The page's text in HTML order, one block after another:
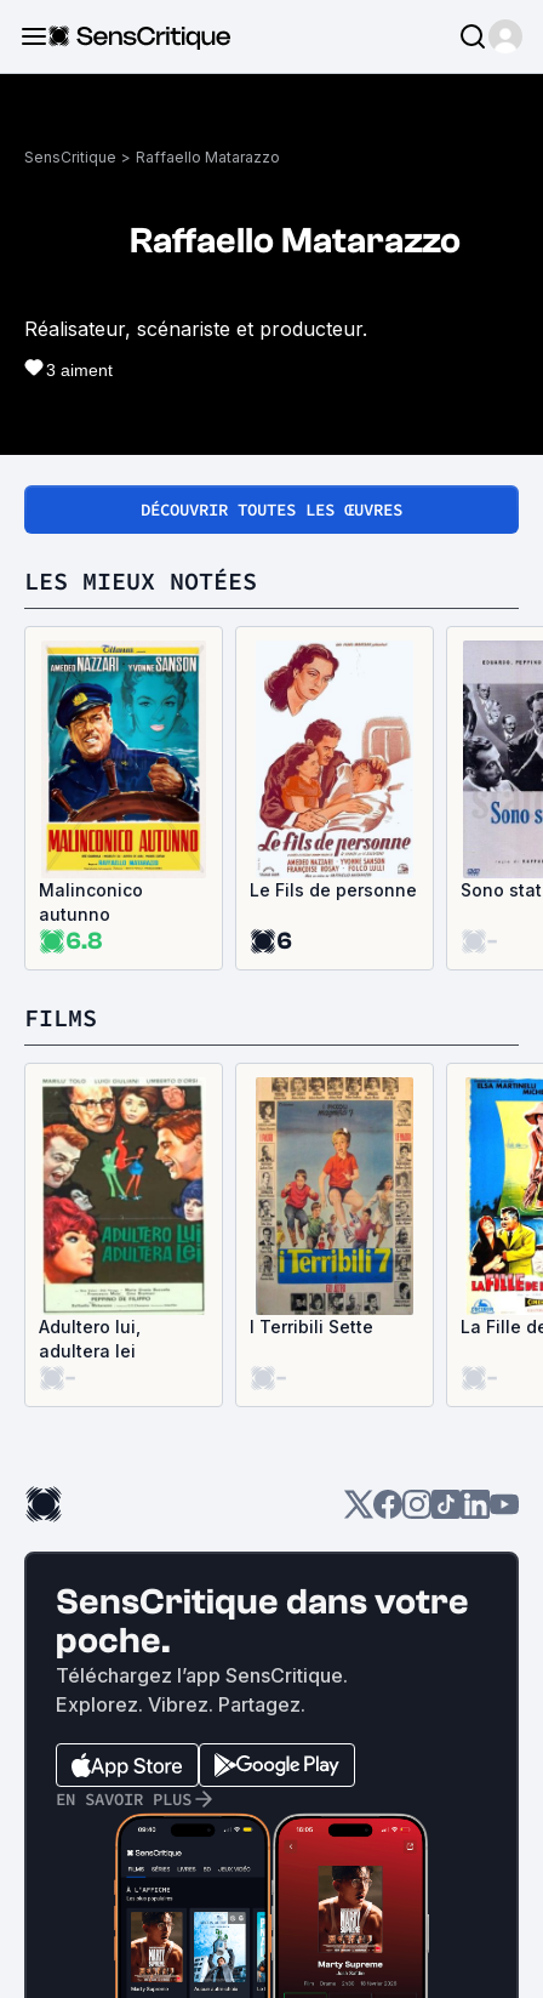
SensCritique > Raffaello Matarazzo
Raffaello Matarazzo
Réalisateur, scénariste et producteur.
3 aiment
DÉCOUVRIR TOUTES LES ŒUVRES
LES MIEUX NOTÉES
Malinconico
autunno
6.8
Le Fils de personne
6
Sono
-
FILMS
Adultero lui,
adultera lei
-
I Terribili Sette
-
La Fille
-
SensCritique dans votre
poche.
Téléchargez l’app SensCritique.
Explorez. Vibrez. Partagez.
EN SAVOIR PLUS